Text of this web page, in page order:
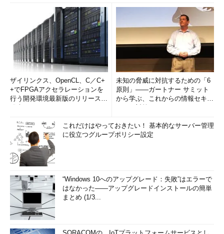
ここまでの説明で分かるとおり、有償のSystem Center製品が
なくても、付属のツールだけでライブ・マイグレーションを含め
たHyper-V 2.0の十分な仮想化管理ができる（System Centerは
サーバ数が多い場合に運用管理を効率化する、フロントエンド的
な役割を担う製品である）。
■Active Directoryは必要？
Hyper-VはWindowsベースの製品であるため、Active
Directory環境が必須なのではないかと懸念されるが、必ずしも
マイグレーションについてはベースとして動作するWSFCが
Active Directoryを必要とするため、親パーティションをドメイ
ンのメンバー・サーバに加入する必要がある。
Hyper-Vは親パーティションと密に連携しているため、親パー
ティションのWindows Server 2008をそのままにして、Hyper-V
のみを2.0にアップグレードするということはできない。Hyper-V
1.0から2.0にアップグレードしたい場合は、次の手順が必要とな
る。
ザイリンクス、OpenCL、C／C+
+でFPGAアクセラレーションを
行う開発環境最新版のリリースを
未知の脅威に対抗するための「6
原則」――ガートナー サミット
から学ぶ、これからの情報セキュ
これだけはやっておきたい！ 基本的なサーバー管理
に役立つグループポリシー設定
“Windows 10へのアップグレード：失敗”はエラーで
はなかった――アップグレードインストールの簡単
まとめ (1/3...